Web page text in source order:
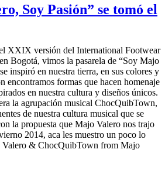
Soy Pasión” se tomó el
XXIX versión del International Footwear
Bogotá, vimos la pasarela de “Soy Majo
inspiró en nuestra tierra, en sus colores y
encontramos formas que hacen homenaje
en nuestra cultura y diseños únicos.
la agrupación musical ChocQuibTown,
de nuestra cultura musical que se
la propuesta que Majo Valero nos trajo
2014, aca les muestro un poco lo
Valero & ChocQuibTown from Majo